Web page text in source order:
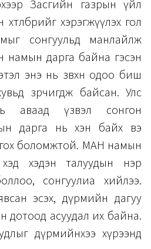
Засгийн газрын үйл
хэрэгжүүлэх гол
сонгуульд манлайлж
намын дарга байна гэсэн
энэ нь зөвхөн одоо биш
зөрчигдөж байсан. Улс
аваад үзвэл сонгон
дарга нь хэн байх вэ
боломжтой. МАН намын
хэдэн талуудын нэр
сонгуулиа хийлээ.
эсэх, дүрмийн дагуу
дотоод асуудал их байна.
дүрмийнхээ хүрээнд